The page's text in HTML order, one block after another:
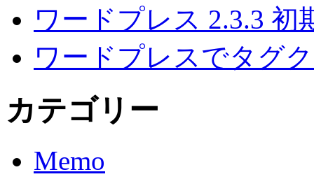
ワードプレス 2.3.3
ワードプレスでタグ
カテゴリー
Memo